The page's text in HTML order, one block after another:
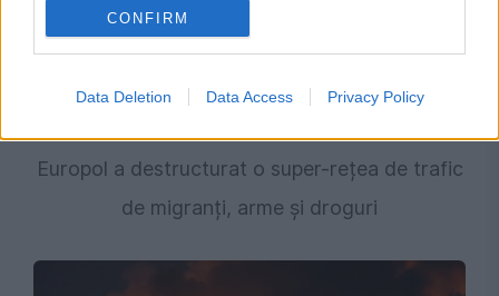
CONFIRM
Data Deletion Data Access Privacy Policy
Europol a destructurat o super-rețea de trafic
de migranți, arme și droguri